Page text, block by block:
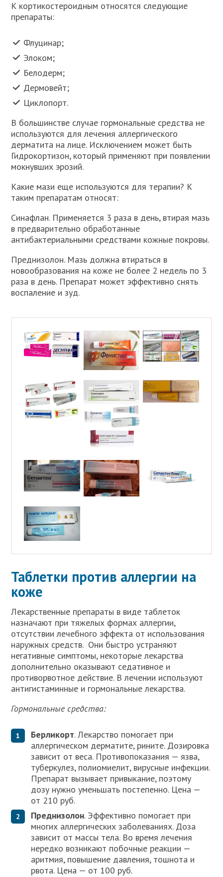
К кортикостероидным относятся следующие
препараты:
Флуцинар;
Элоком;
Белодерм;
Дермовейт;
Циклопорт.
В большинстве случае гормональные средства не
используются для лечения аллергического
дерматита на лице. Исключением может быть
Гидрокортизон, который применяют при появлении
мокнувших эрозий.
Какие мази еще используются для терапии? К
таким препаратам относят:
Синафлан. Применяется 3 раза в день, втирая мазь
в предварительно обработанные
антибактериальными средствами кожные покровы.
Преднизолон. Мазь должна втираться в
новообразования на коже не более 2 недель по 3
раза в день. Препарат может эффективно снять
воспаление и зуд.
Таблетки против аллергии на
коже
Лекарственные препараты в виде таблеток
назначают при тяжелых формах аллергии,
отсутствии лечебного эффекта от использования
наружных средств. Они быстро устраняют
негативные симптомы, некоторые лекарства
дополнительно оказывают седативное и
противорвотное действие. В лечении используют
антигистаминные и гормональные лекарства.
Гормональные средства:
Берликорт. Лекарство помогает при
аллергическом дерматите, рините. Дозировка
зависит от веса. Противопоказания — язва,
туберкулез, полиомиелит, вирусные инфекции.
Препарат вызывает привыкание, поэтому
дозу нужно уменьшать постепенно. Цена —
от 210 руб.
Преднизолон. Эффективно помогает при
многих аллергических заболеваниях. Доза
зависит от массы тела. Во время лечения
нередко возникают побочные реакции —
аритмия, повышение давления, тошнота и
рвота. Цена — от 100 руб.